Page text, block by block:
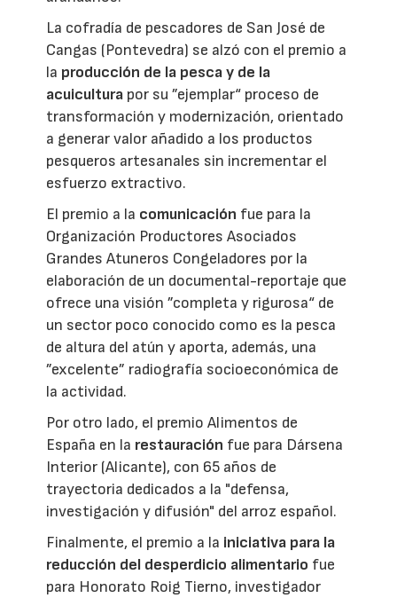
La cofradía de pescadores de San José de
Cangas (Pontevedra) se alzó con el premio a
la producción de la pesca y de la
acuicultura por su ”ejemplar“ proceso de
transformación y modernización, orientado
a generar valor añadido a los productos
pesqueros artesanales sin incrementar el
esfuerzo extractivo.
El premio a la comunicación fue para la
Organización Productores Asociados
Grandes Atuneros Congeladores por la
elaboración de un documental-reportaje que
ofrece una visión ”completa y rigurosa“ de
un sector poco conocido como es la pesca
de altura del atún y aporta, además, una
”excelente” radiografía socioeconómica de
la actividad.
Por otro lado, el premio Alimentos de
España en la restauración fue para Dársena
Interior (Alicante), con 65 años de
trayectoria dedicados a la "defensa,
investigación y difusión" del arroz español.
Finalmente, el premio a la iniciativa para la
reducción del desperdicio alimentario fue
para Honorato Roig Tierno, investigador